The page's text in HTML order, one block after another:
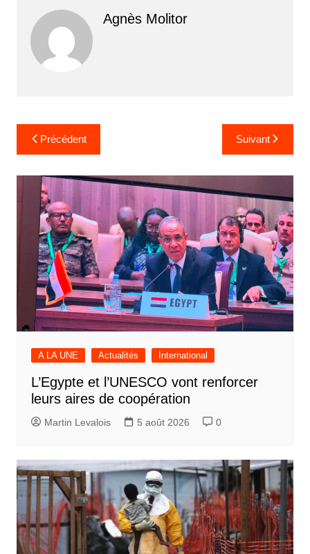
Agnès Molitor
Navigation
de
l’article
Précédent Suivant
A LA UNE Actualités International
L’Egypte et l’UNESCO vont renforcer
leurs aires de coopération
Martin Levalois 5 août 2026 0